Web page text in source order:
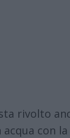
rivolto
con la